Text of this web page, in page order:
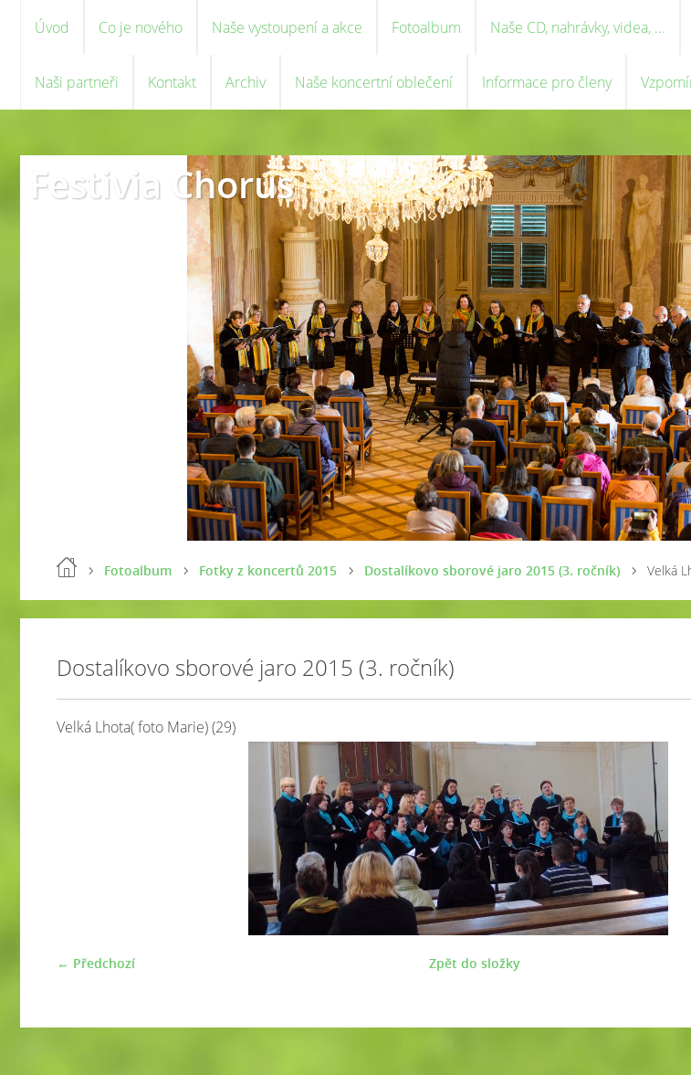
Úvod Co je nového Naše vystoupení a akce Fotoalbum Naše CD, nahrávky, videa, ...
Naši partneři Kontakt Archiv Naše koncertní oblečení Informace pro členy
Festivia Chorus
Fotoalbum Fotky z koncertů 2015 Dostalíkovo sborové jaro 2015 (3. ročník) Velká
Dostalíkovo sborové jaro 2015 (3. ročník)
Velká Lhota( foto Marie) (29)
← Předchozí Zpět do složky